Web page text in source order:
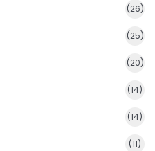
(26)
(25)
(20)
(14)
(14)
(11)